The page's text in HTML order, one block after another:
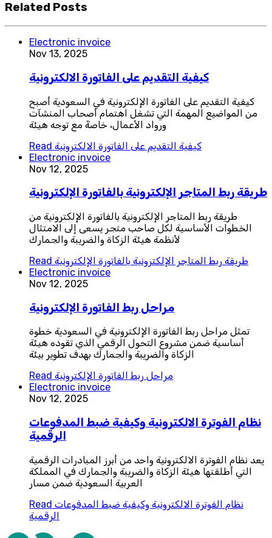
Related Posts
Electronic invoice
Nov 13, 2025
كيفية التقديم على الفاتورة الالكترونية
كيفية التقديم على الفاتورة الإلكترونية في السعودية أصبح
من المواضيع المهمة التي تشغل اهتمام أصحاب المنشآت
ورواد الأعمال، خاصةً مع توجه هيئة
Read كيفية التقديم على الفاتورة الالكترونية
Electronic invoice
Nov 12, 2025
طريقة ربط المتاجر الإلكترونية بالفاتورة الإلكترونية
طريقة ربط المتاجر الإلكترونية بالفاتورة الإلكترونية من
الخطوات الأساسية لكل صاحب متجر يسعى إلى الامتثال
لأنظمة هيئة الزكاة والضريبة والجمارك
Read طريقة ربط المتاجر الإلكترونية بالفاتورة الإلكترونية
Electronic invoice
Nov 12, 2025
مراحل ربط الفاتورة الإلكترونية
تمثل مراحل ربط الفاتورة الإلكترونية في السعودية خطوة
أساسية ضمن مشروع التحول الرقمي الذي تقوده هيئة
الزكاة والضريبة والجمارك بهدف تطوير بيئة
Read مراحل ربط الفاتورة الإلكترونية
Electronic invoice
Nov 12, 2025
نظام الفوترة الالكترونية وكيفية ضبط المدفوعات
الرقمية
يعد نظام الفوترة الالكترونية واحد من أبرز المبادرات الرقمية
التي أطلقتها هيئة الزكاة والضريبة والجمارك في المملكة
العربية السعودية ضمن مسار
Read نظام الفوترة الالكترونية وكيفية ضبط المدفوعات
الرقمية